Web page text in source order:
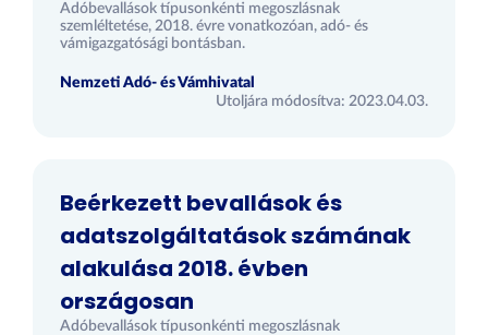
Adóbevallások típusonkénti megoszlásnak
szemléltetése, 2018. évre vonatkozóan, adó- és
vámigazgatósági bontásban.
Nemzeti Adó- és Vámhivatal
Utoljára módosítva: 2023.04.03.
Beérkezett bevallások és
adatszolgáltatások számának
alakulása 2018. évben
országosan
Adóbevallások típusonkénti megoszlásnak